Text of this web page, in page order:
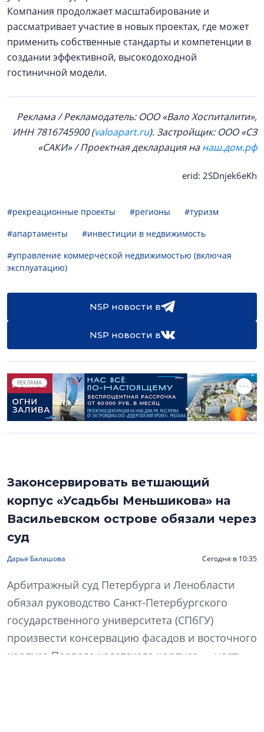
Компания продолжает масштабирование и
рассматривает участие в новых проектах, где может
применить собственные стандарты и компетенции в
создании эффективной, высокодоходной
гостиничной модели.
Реклама / Рекламодатель: ООО «Вало Хоспиталити»,
ИНН 7816745900 (valoapart.ru). Застройщик: ООО «СЗ
«САКИ» /Проектная декларация нанаш.дом.рф
erid: 2SDnjek6eKh
#рекреационные проекты #регионы
#туризм
#апартаменты
#инвестиции в недвижимость
#управление коммерческой недвижимостью (включая
эксплуатацию)
NSP новости в
NSP новости в
РЕКЛАМА
Законсервировать ветшающий
корпус «Усадьбы Меньшикова» на
Васильевском острове обязали через
суд
Дарья Балашова Сегодня в 10:35
Арбитражный суд Петербурга и Ленобласти
обязал руководство Санкт-Петербургского
государственного университета (СПбГУ)
произвести консервацию фасадов и восточного
корпуса Первого кадетского корпуса — часть